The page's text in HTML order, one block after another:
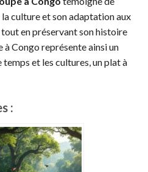
culture et son adaptation aux
en préservant son histoire
à Congo représente ainsi un
et les cultures, un plat à
: